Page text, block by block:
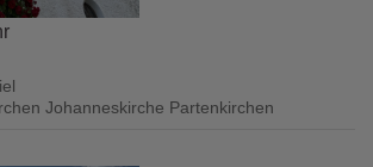
Johanneskirche Partenkirchen